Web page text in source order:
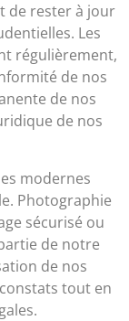
de rester à jour
Les
régulièrement,
de nos
de nos
de nos
modernes
Photographie
sécurisé ou
de notre
de nos
tout en